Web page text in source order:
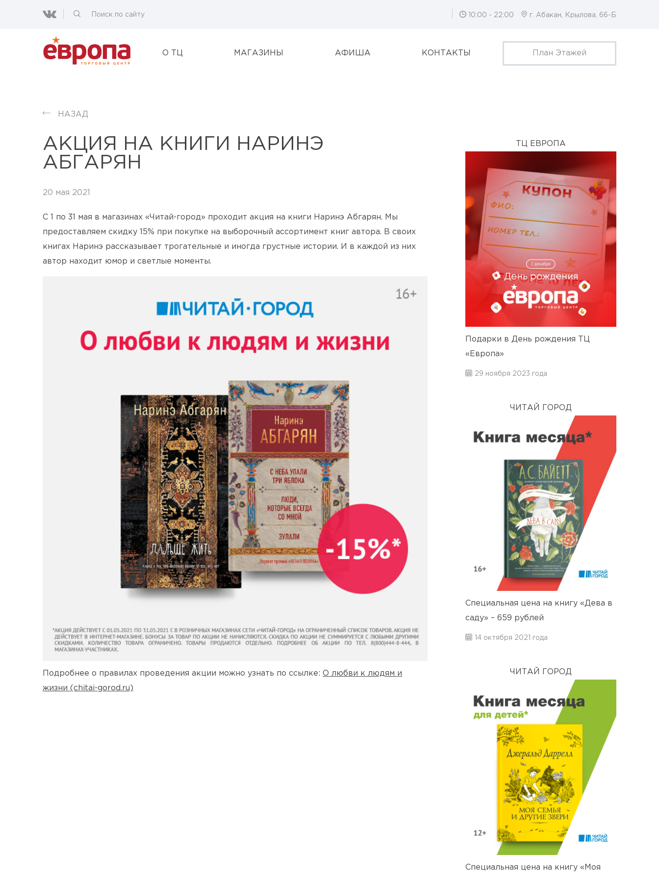
10:00 - 22:00 г. Абакан, Крылова, 66-Б
О ТЦ МАГАЗИНЫ АФИША КОНТАКТЫ План Этажей
НАЗАД
АКЦИЯ НА КНИГИ НАРИНЭ
АБГАРЯН
20 мая 2021
С 1 по 31 мая в магазинах «Читай-город» проходит акция на книги Наринэ Абгарян. Мы
предоставляем скидку 15% при покупке на выборочный ассортимент книг автора. В своих
книгах Наринэ рассказывает трогательные и иногда грустные истории. И в каждой из них
автор находит юмор и светлые моменты.
Подробнее о правилах проведения акции можно узнать по ссылке: О любви к людям и
жизни (chitai-gorod.ru)
ТЦ ЕВРОПА
Подарки в День рождения ТЦ
«Европа»
29 ноября 2023 года
ЧИТАЙ ГОРОД
Специальная цена на книгу «Дева в
саду» – 659 рублей
14 октября 2021 года
ЧИТАЙ ГОРОД
Специальная цена на книгу «Моя